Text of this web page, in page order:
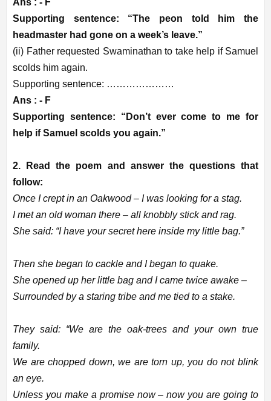
Ans : - F
Supporting sentence: “The peon told him the
headmaster had gone on a week’s leave.”
(ii) Father requested Swaminathan to take help if Samuel
scolds him again.
Supporting sentence: …………………
Ans : - F
Supporting sentence: “Don’t ever come to me for
help if Samuel scolds you again.”
2. Read the poem and answer the questions that
follow:
Once I crept in an Oakwood – I was looking for a stag.
I met an old woman there – all knobbly stick and rag.
She said: “I have your secret here inside my little bag.”
Then she began to cackle and I began to quake.
She opened up her little bag and I came twice awake –
Surrounded by a staring tribe and me tied to a stake.
They said: “We are the oak-trees and your own true
family.
We are chopped down, we are torn up, you do not blink
an eye.
Unless you make a promise now – now you are going to